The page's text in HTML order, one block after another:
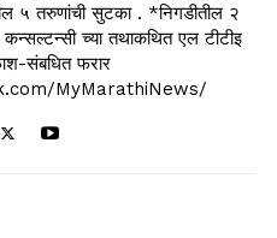
५ तरुणांची सुटका . *निगडीतील २
कन्सल्टन्सी च्या तथाकथित एल टीटीइ
संबधित फरार
MyMarathiNews/